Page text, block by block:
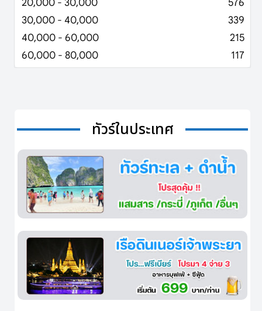
20,000 - 30,000
576
30,000 - 40,000
339
40,000 - 60,000
215
60,000 - 80,000
117
ทัวร์ในประเทศ